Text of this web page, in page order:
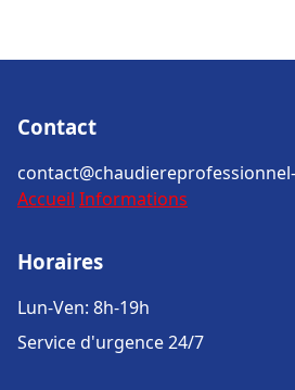
Contact
Accueil Informations
Horaires
Lun-Ven: 8h-19h
Service d'urgence 24/7